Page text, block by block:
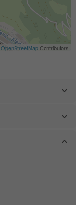
OpenStreetMapContributors